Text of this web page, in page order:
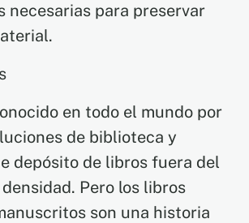
necesarias para preservar
en todo el mundo por
de biblioteca y
depósito de libros fuera del
Pero los libros
son una historia